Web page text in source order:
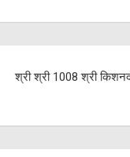
श्री श्री 1008 श्री